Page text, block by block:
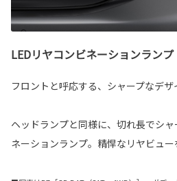
LEDリヤコンビネーションランプ
フロントと呼応する、シャープなデザ
ヘッドランプと同様に、切れ長でシ
ネーションランプ。精悍なリヤビュー